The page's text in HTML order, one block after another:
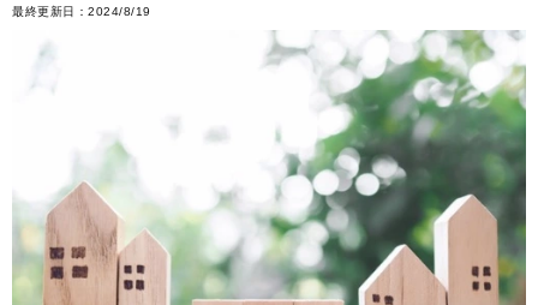
最終更新日：2024/8/19